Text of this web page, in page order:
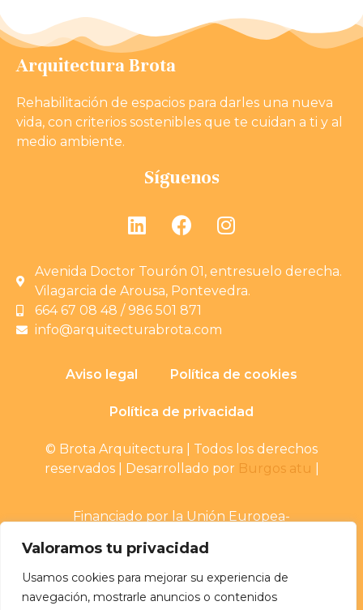
Valoramos tu privacidad
Usamos cookies para mejorar su experiencia de
navegación, mostrarle anuncios o contenidos
Arquitectura Brota
Rehabilitación de espacios para darles una nueva
vida, con criterios sostenibles que te cuidan a ti y al
medio ambiente.
Síguenos
Avenida Doctor Tourón 01, entresuelo derecha.
Vilagarcia de Arousa, Pontevedra.
664 67 08 48 / 986 501 871
info@arquitecturabrota.com
Aviso legal Política de cookies
Política de privacidad
© Brota Arquitectura | Todos los derechos
reservados | Desarrollado por Burgos atu
Financiado por la Unión Europea-